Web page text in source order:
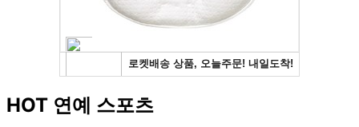
HOT 연예 스포츠